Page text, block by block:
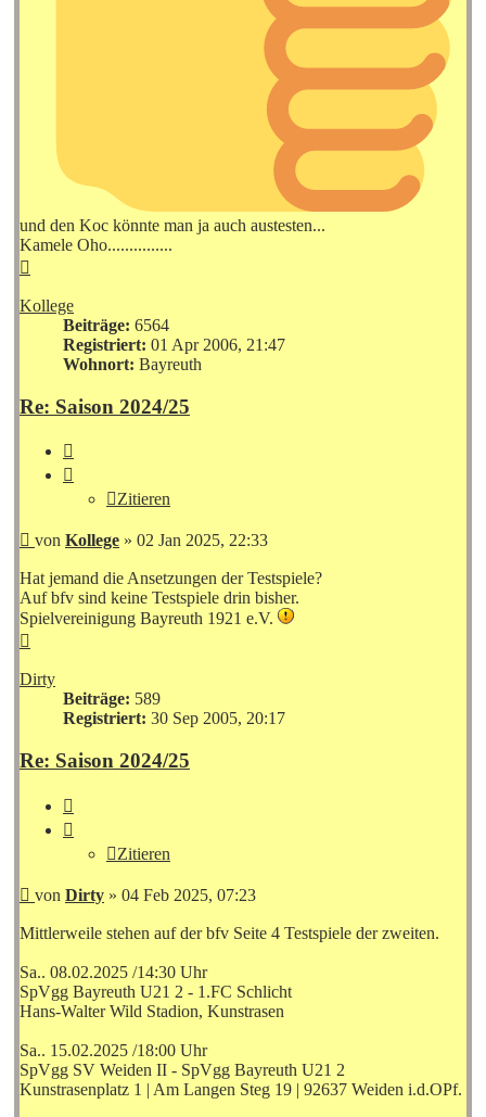
und den Koc könnte man ja auch austesten...
Kamele Oho...............
Kollege
Beiträge: 6564
Registriert: 01 Apr 2006, 21:47
Wohnort: Bayreuth
Re: Saison 2024/25
Zitieren
Beitrag
von Kollege » 02 Jan 2025, 22:33
Hat jemand die Ansetzungen der Testspiele?
Auf bfv sind keine Testspiele drin bisher.
Spielvereinigung Bayreuth 1921 e.V.
Dirty
Beiträge: 589
Registriert: 30 Sep 2005, 20:17
Re: Saison 2024/25
Zitieren
Beitrag
von Dirty » 04 Feb 2025, 07:23
Mittlerweile stehen auf der bfv Seite 4 Testspiele der zweiten.
Sa.. 08.02.2025 /14:30 Uhr
SpVgg Bayreuth U21 2 - 1.FC Schlicht
Hans-Walter Wild Stadion, Kunstrasen
Sa.. 15.02.2025 /18:00 Uhr
SpVgg SV Weiden II - SpVgg Bayreuth U21 2
Kunstrasenplatz 1 | Am Langen Steg 19 | 92637 Weiden i.d.OPf.